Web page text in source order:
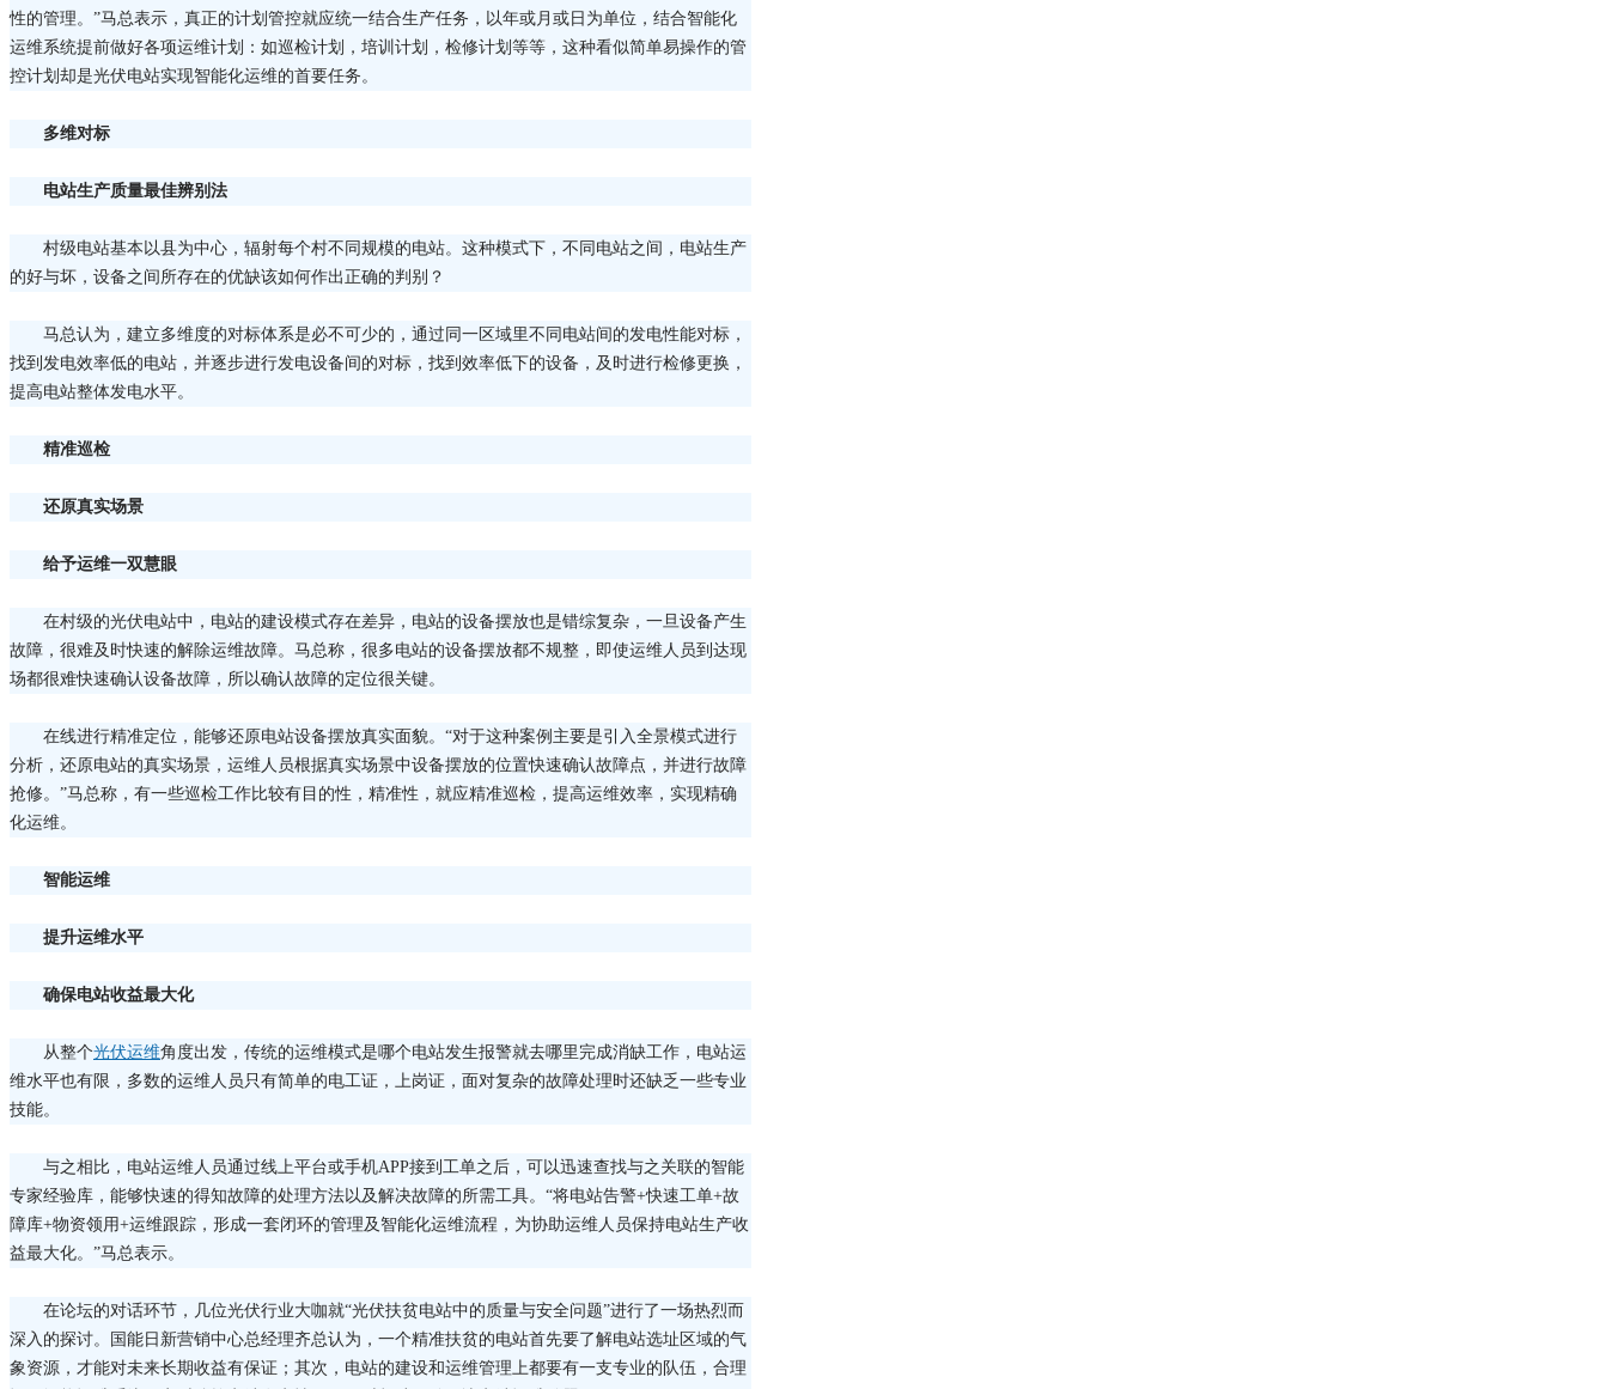
性的管理。”马总表示，真正的计划管控就应统一结合生产任务，以年或月或日为单位，结合智能化
运维系统提前做好各项运维计划：如巡检计划，培训计划，检修计划等等，这种看似简单易操作的管
控计划却是光伏电站实现智能化运维的首要任务。
多维对标
电站生产质量最佳辨别法
村级电站基本以县为中心，辐射每个村不同规模的电站。这种模式下，不同电站之间，电站生产
的好与坏，设备之间所存在的优缺该如何作出正确的判别？
马总认为，建立多维度的对标体系是必不可少的，通过同一区域里不同电站间的发电性能对标，
找到发电效率低的电站，并逐步进行发电设备间的对标，找到效率低下的设备，及时进行检修更换，
提高电站整体发电水平。
精准巡检
还原真实场景
给予运维一双慧眼
在村级的光伏电站中，电站的建设模式存在差异，电站的设备摆放也是错综复杂，一旦设备产生
故障，很难及时快速的解除运维故障。马总称，很多电站的设备摆放都不规整，即使运维人员到达现
场都很难快速确认设备故障，所以确认故障的定位很关键。
在线进行精准定位，能够还原电站设备摆放真实面貌。“对于这种案例主要是引入全景模式进行
分析，还原电站的真实场景，运维人员根据真实场景中设备摆放的位置快速确认故障点，并进行故障
抢修。”马总称，有一些巡检工作比较有目的性，精准性，就应精准巡检，提高运维效率，实现精确
化运维。
智能运维
提升运维水平
确保电站收益最大化
从整个光伏运维角度出发，传统的运维模式是哪个电站发生报警就去哪里完成消缺工作，电站运
维水平也有限，多数的运维人员只有简单的电工证，上岗证，面对复杂的故障处理时还缺乏一些专业
技能。
与之相比，电站运维人员通过线上平台或手机APP接到工单之后，可以迅速查找与之关联的智能
专家经验库，能够快速的得知故障的处理方法以及解决故障的所需工具。“将电站告警+快速工单+故
障库+物资领用+运维跟踪，形成一套闭环的管理及智能化运维流程，为协助运维人员保持电站生产收
益最大化。”马总表示。
在论坛的对话环节，几位光伏行业大咖就“光伏扶贫电站中的质量与安全问题”进行了一场热烈而
深入的探讨。国能日新营销中心总经理齐总认为，一个精准扶贫的电站首先要了解电站选址区域的气
象资源，才能对未来长期收益有保证；其次，电站的建设和运维管理上都要有一支专业的队伍，合理